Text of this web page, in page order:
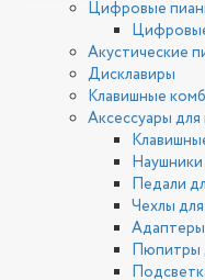
Цифровые
Акустические
Дисклавиры
Клавишные
Аксессуары
Педали
Чехлы
Пюпитры